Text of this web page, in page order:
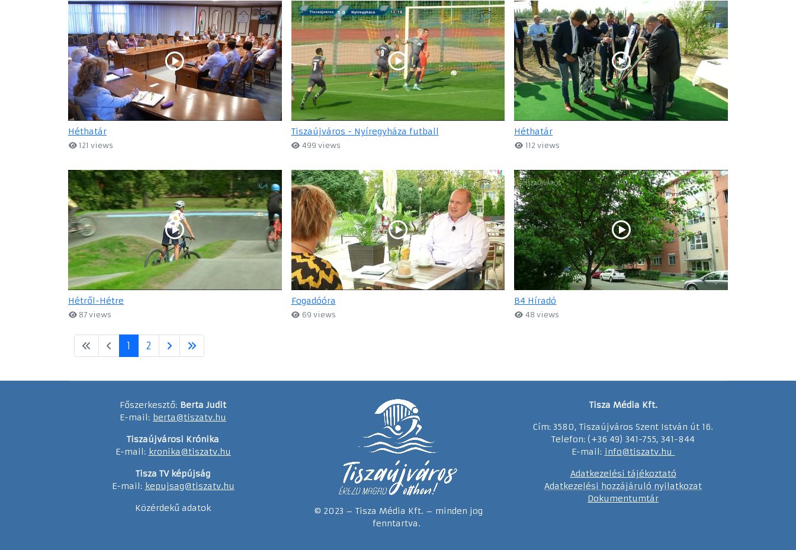
Héthatár
121 views
Tiszaújváros - Nyíregyháza futball
499 views
Héthatár
112 views
Hétről-Hétre
87 views
Fogadóóra
69 views
B4 Híradó
48 views
1 2
Főszerkesztő: Berta Judit
E-mail: berta@tiszatv.hu
Tiszaújvárosi Krónika
E-mail: kronika@tiszatv.hu
Tisza TV képújság
E-mail: kepujsag@tiszatv.hu
Közérdekű adatok
© 2023 – Tisza Média Kft. – minden jog
fenntartva.
Tisza Média Kft.
Cím: 3580, Tiszaújváros Szent István út 16.
Telefon: (+36 49) 341-755, 341-844
E-mail: info@tiszatv.hu
Adatkezelési tájékoztató
Adatkezelési hozzájáruló nyilatkozat
Dokumentumtár